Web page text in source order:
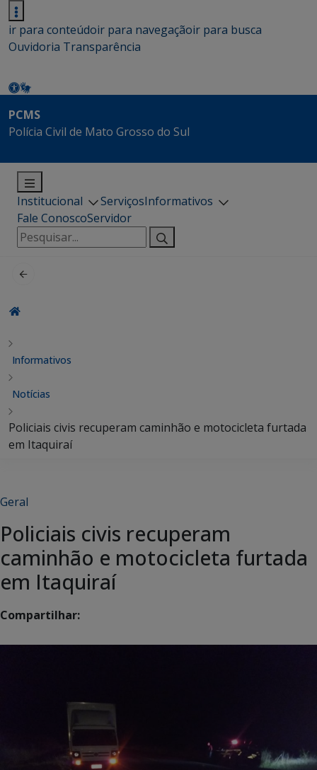
ir para conteúdoir para navegaçãoir para busca
Ouvidoria Transparência
PCMS
Polícia Civil de Mato Grosso do Sul
Institucional ServiçosInformativos
Fale ConoscoServidor
Pesquisar
por:
Informativos
Notícias
Policiais civis recuperam caminhão e motocicleta furtada
em Itaquiraí
Geral
Policiais civis recuperam
caminhão e motocicleta furtada
em Itaquiraí
Compartilhar: